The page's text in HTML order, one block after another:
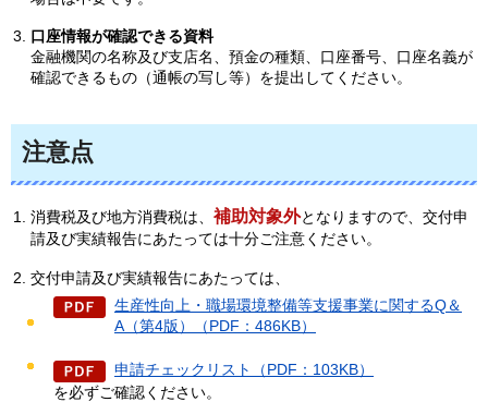
口座情報が確認できる資料
金融機関の名称及び支店名、預金の種類、口座番号、口座名義が
確認できるもの（通帳の写し等）を提出してください。
注意点
消費税及び地方消費税は、 補助対象外となりますので、交付申
請及び実績報告にあたっては十分ご注意ください。
交付申請及び実績報告にあたっては、
生産性向上・職場環境整備等支援事業に関するQ＆
A（第4版）（PDF：486KB）
申請チェックリスト（PDF：103KB）
を必ずご確認ください。